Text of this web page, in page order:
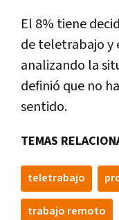
El 8% tiene
de teletrabajo y
analizando la
definió que no
sentido.
TEMAS
teletrabajo
trabajo remoto